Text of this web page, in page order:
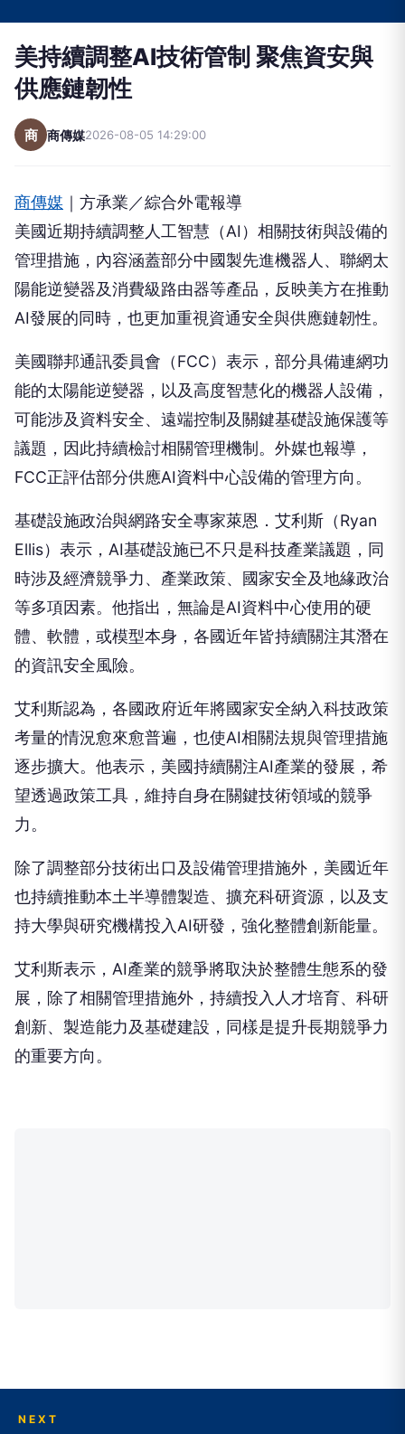
美持續調整AI技術管制 聚焦資安與
供應鏈韌性
商 商傳媒2026-08-05 14:29:00
商傳媒 ｜方承業／綜合外電報導
美國近期持續調整人工智慧（AI）相關技術與設備的
管理措施，內容涵蓋部分中國製先進機器人、聯網太
陽能逆變器及消費級路由器等產品，反映美方在推動
AI發展的同時，也更加重視資通安全與供應鏈韌性。
美國聯邦通訊委員會（FCC）表示，部分具備連網功
能的太陽能逆變器，以及高度智慧化的機器人設備，
可能涉及資料安全、遠端控制及關鍵基礎設施保護等
議題，因此持續檢討相關管理機制。外媒也報導，
FCC正評估部分供應AI資料中心設備的管理方向。
基礎設施政治與網路安全專家萊恩．艾利斯（Ryan
Ellis）表示，AI基礎設施已不只是科技產業議題，同
時涉及經濟競爭力、產業政策、國家安全及地緣政治
等多項因素。他指出，無論是AI資料中心使用的硬
體、軟體，或模型本身，各國近年皆持續關注其潛在
的資訊安全風險。
艾利斯認為，各國政府近年將國家安全納入科技政策
考量的情況愈來愈普遍，也使AI相關法規與管理措施
逐步擴大。他表示，美國持續關注AI產業的發展，希
望透過政策工具，維持自身在關鍵技術領域的競爭
力。
除了調整部分技術出口及設備管理措施外，美國近年
也持續推動本土半導體製造、擴充科研資源，以及支
持大學與研究機構投入AI研發，強化整體創新能量。
艾利斯表示，AI產業的競爭將取決於整體生態系的發
展，除了相關管理措施外，持續投入人才培育、科研
創新、製造能力及基礎建設，同樣是提升長期競爭力
的重要方向。
NEXT